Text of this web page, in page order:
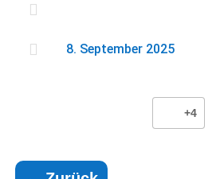

 8. September 2025
+4